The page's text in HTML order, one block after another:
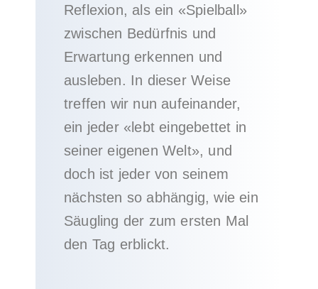
Reflexion, als ein «Spielball»
zwischen Bedürfnis und
Erwartung erkennen und
ausleben. In dieser Weise
treffen wir nun aufeinander,
ein jeder «lebt eingebettet in
seiner eigenen Welt», und
doch ist jeder von seinem
nächsten so abhängig, wie ein
Säugling der zum ersten Mal
den Tag erblickt.